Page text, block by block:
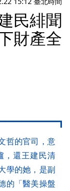
民緋聞
財產全
哲的官司，意
，還王建民清
學的她，是副
的「醫美操盤